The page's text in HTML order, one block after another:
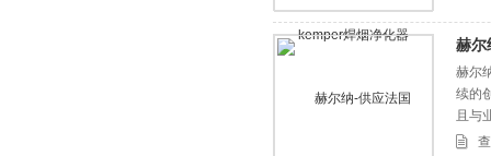
赫尔
赫尔
续的
且与
则，